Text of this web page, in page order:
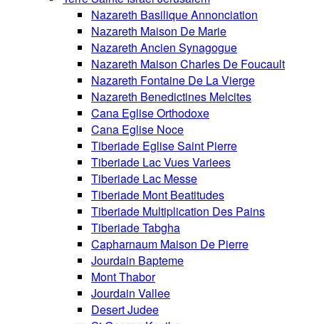
Nazareth Basilique Annonciation
Nazareth Maison De Marie
Nazareth Ancien Synagogue
Nazareth Maison Charles De Foucault
Nazareth Fontaine De La Vierge
Nazareth Benedictines Melcites
Cana Eglise Orthodoxe
Cana Eglise Noce
Tiberiade Eglise Saint Pierre
Tiberiade Lac Vues Variees
Tiberiade Lac Messe
Tiberiade Mont Beatitudes
Tiberiade Multiplication Des Pains
Tiberiade Tabgha
Capharnaum Maison De Pierre
Jourdain Bapteme
Mont Thabor
Jourdain Vallee
Desert Judee